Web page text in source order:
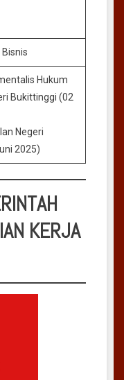
Hukum
Bukittinggi (02
Negeri
2025)
KERJA